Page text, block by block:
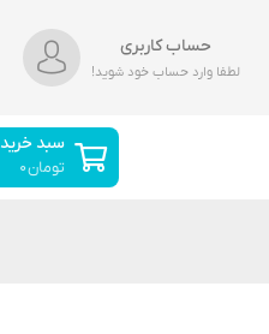
حساب کاربری
لطفا وارد حساب خود شوید!
سبد خرید
۰تومان